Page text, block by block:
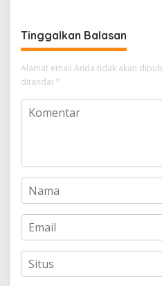
Tinggalkan Balasan
Alamat email Anda tidak akan
ditandai *